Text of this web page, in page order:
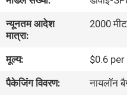
कारखाना
भ्रमण
गुणवत्ता
नियंत्रण
न्यूनतम आदेश
मात्रा:
2000
मूल्य:
$0.6
पैकेजिंग विवरण:
नायलॉन